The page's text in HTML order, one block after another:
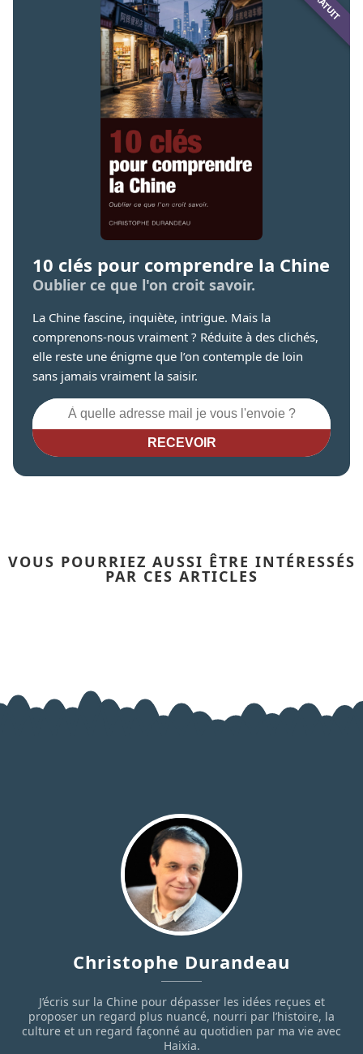
10 clés pour comprendre la Chine
Oublier ce que l'on croit savoir.
La Chine fascine, inquiète, intrigue. Mais la
comprenons-nous vraiment ? Réduite à des clichés,
elle reste une énigme que l’on contemple de loin
sans jamais vraiment la saisir.
RECEVOIR
VOUS POURRIEZ AUSSI ÊTRE INTÉRESSÉS
PAR CES ARTICLES
Christophe Durandeau
J’écris sur la Chine pour dépasser les idées reçues et
proposer un regard plus nuancé, nourri par l’histoire, la
culture et un regard façonné au quotidien par ma vie avec
Haixia.